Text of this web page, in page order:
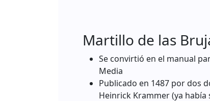
Martillo de las
Se convirtió en el manual
Media
Publicado en 1487 por dos
Heinrick Krammer (ya